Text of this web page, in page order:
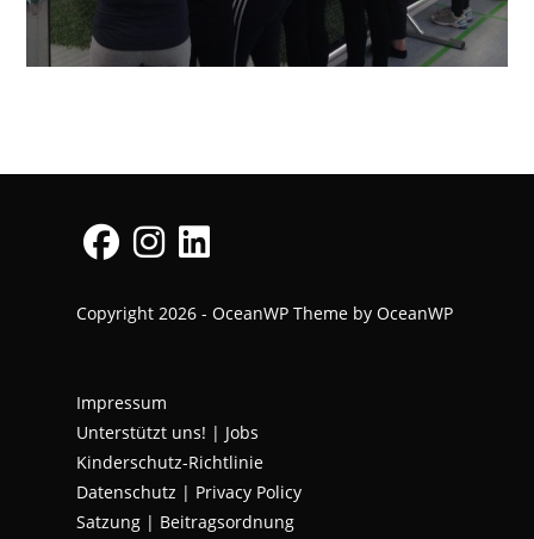
in
tab
in
tab
in
Copyright 2026 - OceanWP Theme by OceanWP
Impressum
Unterstützt uns! | Jobs
Kinderschutz-Richtlinie
Datenschutz | Privacy Policy
Satzung | Beitragsordnung